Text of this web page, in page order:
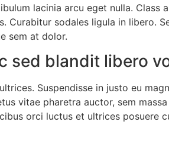
lacinia arcu eget nulla.
Curabitur sodales ligula in libero.
sem at dolor.
sed blandit libero
Suspendisse in justo eu
vitae pharetra auctor, sem
orci luctus et ultrices posuere